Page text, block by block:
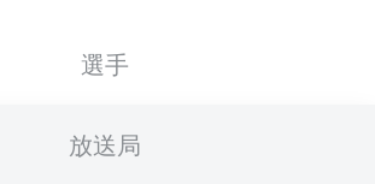
選手
放送局